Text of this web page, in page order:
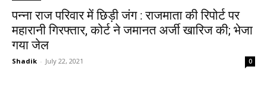
पन्ना राज परिवार में छिड़ी जंग : राजमाता की रिपोर्ट पर
महारानी गिरफ्तार, कोर्ट ने जमानत अर्जी खारिज की; भेजा
गया जेल
Shadik - July 22, 2021 0